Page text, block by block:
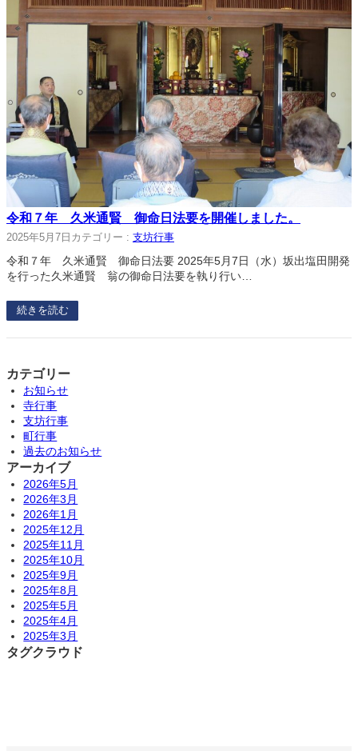
令和７年 久米通賢 御命日法要を開催しました。
2025年5月7日 カテゴリー : 支坊行事
令和７年 久米通賢 御命日法要 2025年5月7日（水）坂出塩田開発
を行った久米通賢 翁の御命日法要を執り行い…
続きを読む
カテゴリー
お知らせ
寺行事
支坊行事
町行事
過去のお知らせ
アーカイブ
2026年5月
2026年3月
2026年1月
2025年12月
2025年11月
2025年10月
2025年9月
2025年8月
2025年5月
2025年4月
2025年3月
タグクラウド